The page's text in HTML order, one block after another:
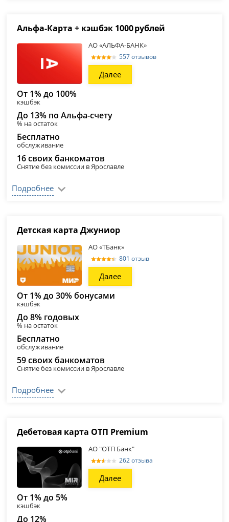
Альфа‑Карта + кэшбэк 1000 рублей
АО «АЛЬФА-БАНК»
557 отзывов
Далее
От 1% до 100%
кэшбэк
До 13% по Альфа-счету
% на остаток
Бесплатно
обслуживание
16 своих банкоматов
Снятие без комиссии в Ярославле
Подробнее
Детская карта Джуниор
АО «ТБанк»
801 отзыв
Далее
От 1% до 30% бонусами
кэшбэк
До 8% годовых
% на остаток
Бесплатно
обслуживание
59 своих банкоматов
Снятие без комиссии в Ярославле
Подробнее
Дебетовая карта ОТП Premium
АО "ОТП Банк"
262 отзыва
Далее
От 1% до 5%
кэшбэк
До 12%